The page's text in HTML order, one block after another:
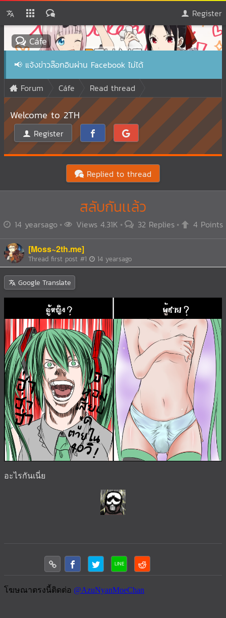
Register
Cáfe
📢 แจ้งข่าวล๊อกอินผ่าน Facebook ไม่ได้
Forum
Cáfe Read thread
Welcome to 2TH
Register
Replied to thread
สลับกันเเล้ว
14 yearsago Views 4.31K 32 Replies 4 Points
[Moss~2th.me]
Thread first post #1 14 yearsago
Google Translate
อะไรกันเนี่ย